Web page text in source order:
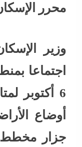
محرر
وزير
اجتماعا
6 أكتوبر
أوضاع
جزار مخطط